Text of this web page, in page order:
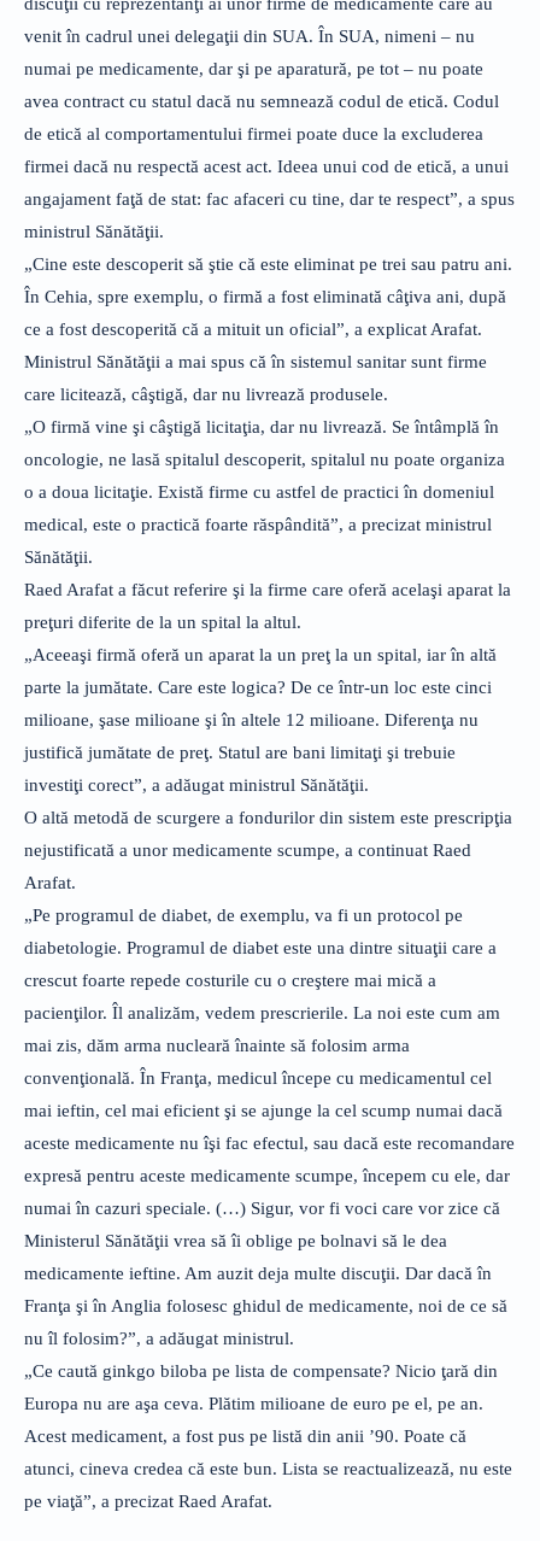
venit în cadrul unei delegaţii din SUA. În SUA, nimeni – nu
numai pe medicamente, dar şi pe aparatură, pe tot – nu poate
avea contract cu statul dacă nu semnează codul de etică. Codul
de etică al comportamentului firmei poate duce la excluderea
firmei dacă nu respectă acest act. Ideea unui cod de etică, a unui
angajament faţă de stat: fac afaceri cu tine, dar te respect”, a spus
ministrul Sănătăţii.
„Cine este descoperit să ştie că este eliminat pe trei sau patru ani.
În Cehia, spre exemplu, o firmă a fost eliminată câţiva ani, după
ce a fost descoperită că a mituit un oficial”, a explicat Arafat.
Ministrul Sănătăţii a mai spus că în sistemul sanitar sunt firme
care licitează, câştigă, dar nu livrează produsele.
„O firmă vine şi câştigă licitaţia, dar nu livrează. Se întâmplă în
oncologie, ne lasă spitalul descoperit, spitalul nu poate organiza
o a doua licitaţie. Există firme cu astfel de practici în domeniul
medical, este o practică foarte răspândită”, a precizat ministrul
Sănătăţii.
Raed Arafat a făcut referire şi la firme care oferă acelaşi aparat la
preţuri diferite de la un spital la altul.
„Aceeaşi firmă oferă un aparat la un preţ la un spital, iar în altă
parte la jumătate. Care este logica? De ce într-un loc este cinci
milioane, şase milioane şi în altele 12 milioane. Diferenţa nu
justifică jumătate de preţ. Statul are bani limitaţi şi trebuie
investiţi corect”, a adăugat ministrul Sănătăţii.
O altă metodă de scurgere a fondurilor din sistem este prescripţia
nejustificată a unor medicamente scumpe, a continuat Raed
Arafat.
„Pe programul de diabet, de exemplu, va fi un protocol pe
diabetologie. Programul de diabet este una dintre situaţii care a
crescut foarte repede costurile cu o creştere mai mică a
pacienţilor. Îl analizăm, vedem prescrierile. La noi este cum am
mai zis, dăm arma nucleară înainte să folosim arma
convenţională. În Franţa, medicul începe cu medicamentul cel
mai ieftin, cel mai eficient şi se ajunge la cel scump numai dacă
aceste medicamente nu îşi fac efectul, sau dacă este recomandare
expresă pentru aceste medicamente scumpe, începem cu ele, dar
numai în cazuri speciale. (…) Sigur, vor fi voci care vor zice că
Ministerul Sănătăţii vrea să îi oblige pe bolnavi să le dea
medicamente ieftine. Am auzit deja multe discuţii. Dar dacă în
Franţa şi în Anglia folosesc ghidul de medicamente, noi de ce să
nu îl folosim?”, a adăugat ministrul.
„Ce caută ginkgo biloba pe lista de compensate? Nicio ţară din
Europa nu are aşa ceva. Plătim milioane de euro pe el, pe an.
Acest medicament, a fost pus pe listă din anii ’90. Poate că
atunci, cineva credea că este bun. Lista se reactualizează, nu este
pe viaţă”, a precizat Raed Arafat.